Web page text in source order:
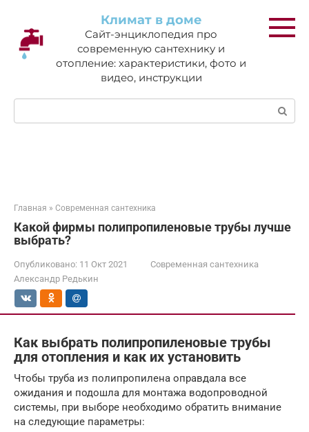
контенту
Климат в доме
Сайт-энциклопедия про
современную сантехнику и
отопление: характеристики, фото и
видео, инструкции
Поиск:
Главная » Современная сантехника
Какой фирмы полипропиленовые трубы лучше
выбрать?
Опубликовано: 11 Окт 2021
Современная сантехника
Александр Редькин
Как выбрать полипропиленовые трубы
для отопления и как их установить
Чтобы труба из полипропилена оправдала все
ожидания и подошла для монтажа водопроводной
системы, при выборе необходимо обратить внимание
на следующие параметры: